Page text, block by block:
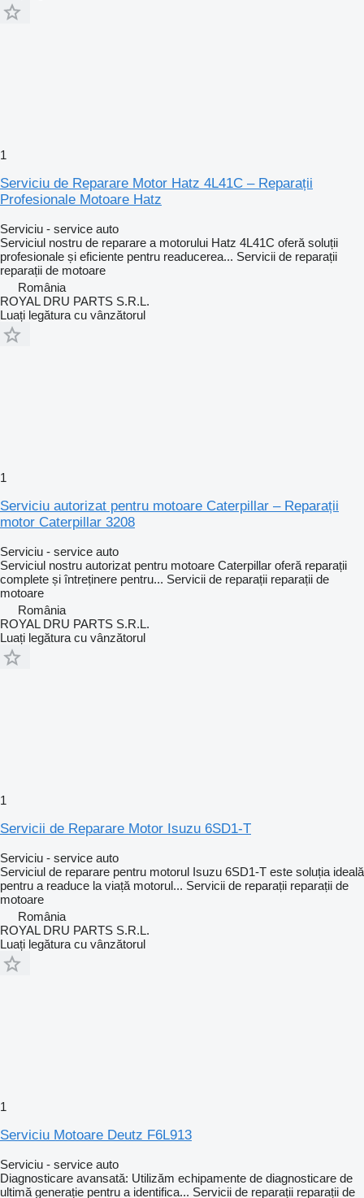
1
Serviciu de Reparare Motor Hatz 4L41C – Reparații
Profesionale Motoare Hatz
Serviciu - service auto
Serviciul nostru de reparare a motorului Hatz 4L41C oferă soluții
profesionale și eficiente pentru readucerea... Servicii de reparații
reparații de motoare
România
ROYAL DRU PARTS S.R.L.
Luați legătura cu vânzătorul
1
Serviciu autorizat pentru motoare Caterpillar – Reparații
motor Caterpillar 3208
Serviciu - service auto
Serviciul nostru autorizat pentru motoare Caterpillar oferă reparații
complete și întreținere pentru... Servicii de reparații reparații de
motoare
România
ROYAL DRU PARTS S.R.L.
Luați legătura cu vânzătorul
1
Servicii de Reparare Motor Isuzu 6SD1-T
Serviciu - service auto
Serviciul de reparare pentru motorul Isuzu 6SD1-T este soluția ideală
pentru a readuce la viață motorul... Servicii de reparații reparații de
motoare
România
ROYAL DRU PARTS S.R.L.
Luați legătura cu vânzătorul
1
Serviciu Motoare Deutz F6L913
Serviciu - service auto
Diagnosticare avansată: Utilizăm echipamente de diagnosticare de
ultimă generație pentru a identifica... Servicii de reparații reparații de